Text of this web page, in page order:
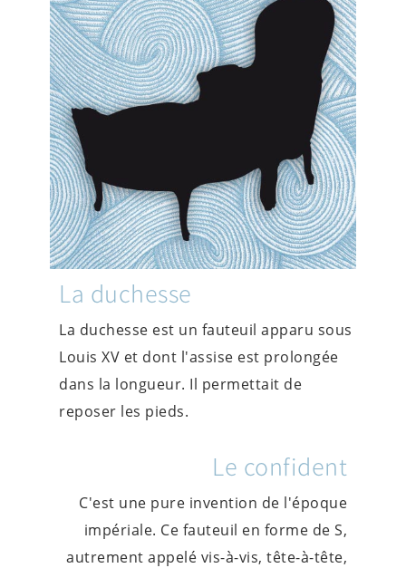
La duchesse
La duchesse est un fauteuil apparu sous
Louis XV et dont l'assise est prolongée
dans la longueur. Il permettait de
reposer les pieds.
Le confident
C'est une pure invention de l'époque
impériale. Ce fauteuil en forme de S,
autrement appelé vis-à-vis, tête-à-tête,